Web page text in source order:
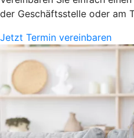
der Geschäftsstelle oder am
Jetzt Termin vereinbaren